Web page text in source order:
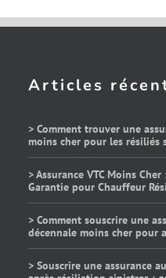
Articles
> Comment trouver une
moins cher pour les résiliés
> Assurance VTC Moins
Garantie pour Chauffeur
> Comment souscrire une
décennale moins cher pour
> Souscrire une assurance